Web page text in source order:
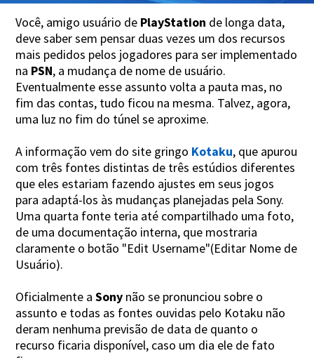
Você, amigo usuário de PlayStation de longa data,
deve saber sem pensar duas vezes um dos recursos
mais pedidos pelos jogadores para ser implementado
na PSN, a mudança de nome de usuário.
Eventualmente esse assunto volta a pauta mas, no
fim das contas, tudo ficou na mesma. Talvez, agora,
uma luz no fim do túnel se aproxime.
A informação vem do site gringo Kotaku, que apurou
com três fontes distintas de três estúdios diferentes
que eles estariam fazendo ajustes em seus jogos
para adaptá-los às mudanças planejadas pela Sony.
Uma quarta fonte teria até compartilhado uma foto,
de uma documentação interna, que mostraria
claramente o botão "Edit Username"(Editar Nome de
Usuário).
Oficialmente aSony não se pronunciou sobre o
assunto e todas as fontes ouvidas pelo Kotaku não
deram nenhuma previsão de data de quanto o
recurso ficaria disponível, caso um dia ele de fato